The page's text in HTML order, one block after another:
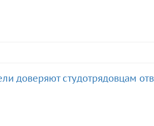
доверяют студотрядовцам